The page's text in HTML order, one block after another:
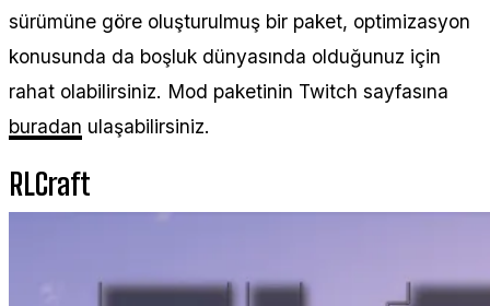
sürümüne göre oluşturulmuş bir paket, optimizasyon
konusunda da boşluk dünyasında olduğunuz için
rahat olabilirsiniz. Mod paketinin Twitch sayfasına
buradan ulaşabilirsiniz.
RLCraft